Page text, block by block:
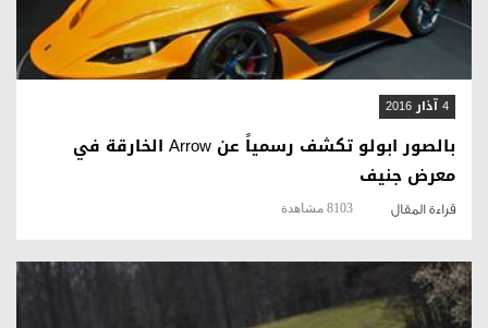
4 آذار 2016
بالصور ابولو تكشف رسمياً عن Arrow الخارقة في
معرض جنيف
قراءة المقال 8103 مشاهدة